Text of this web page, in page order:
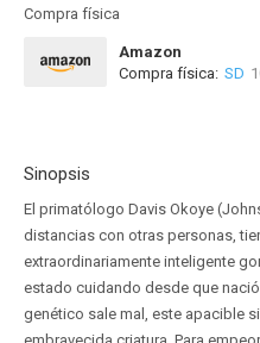
Compra física
Amazon
Compra física: SD
Sinopsis
El primatólogo Davis Okoye
distancias con otras personas,
extraordinariamente inteligente
estado cuidando desde que
genético sale mal, este apacible